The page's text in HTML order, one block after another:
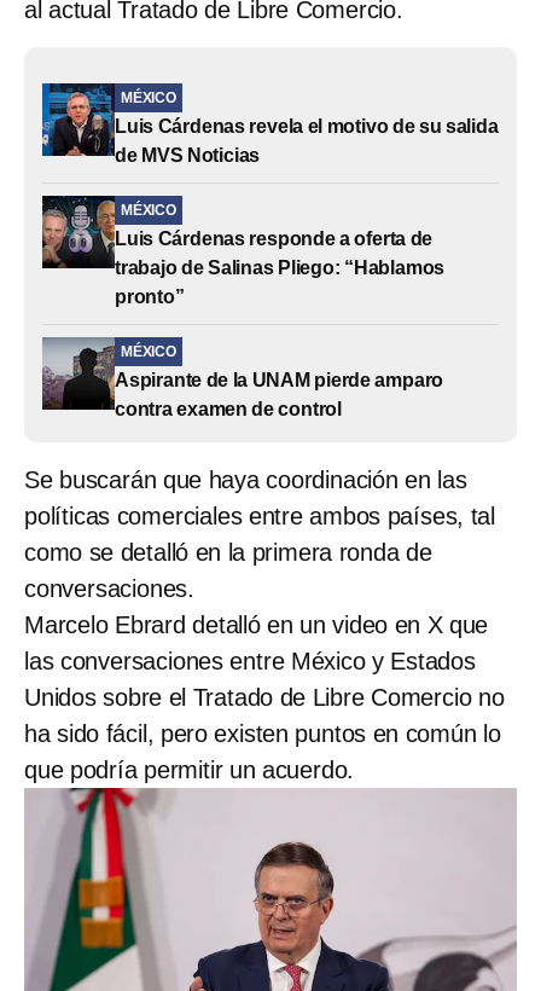
al actual Tratado de Libre Comercio.
MÉXICO
Luis Cárdenas revela el motivo de su salida
de MVS Noticias
MÉXICO
Luis Cárdenas responde a oferta de
trabajo de Salinas Pliego: “Hablamos
pronto”
MÉXICO
Aspirante de la UNAM pierde amparo
contra examen de control
Se buscarán que haya coordinación en las
políticas comerciales entre ambos países, tal
como se detalló en la primera ronda de
conversaciones.
Marcelo Ebrard detalló en un video en X que
las conversaciones entre México y Estados
Unidos sobre el Tratado de Libre Comercio no
ha sido fácil, pero existen puntos en común lo
que podría permitir un acuerdo.